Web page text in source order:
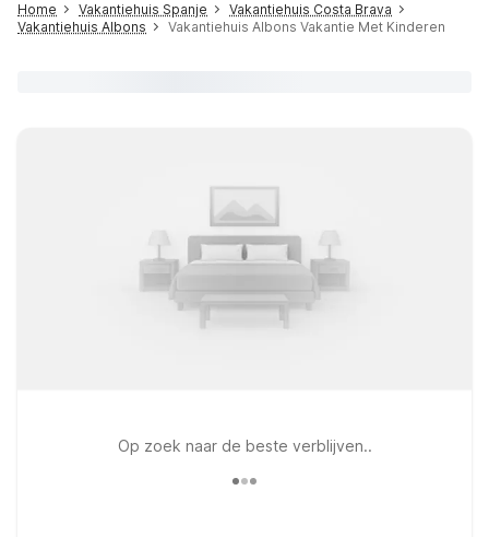
Home Vakantiehuis Spanje
Vakantiehuis Costa Brava
Vakantiehuis Albons
Vakantiehuis Albons Vakantie Met Kinderen
Op zoek naar de beste verblijven..